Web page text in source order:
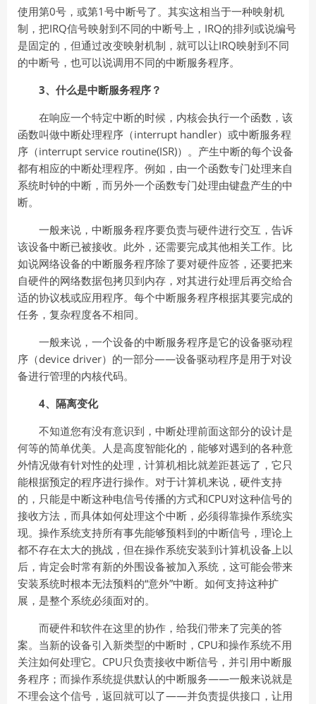
使用第0号，或第1号中断号了。其实这相当于一种映射机
制，把IRQ信号映射到不同的中断号上，IRQ的排列或说编号
是固定的，但通过改变映射机制，就可以让IRQ映射到不同
的中断号，也可以说调用不同的中断服务程序。
3、什么是中断服务程序？
在响应一个特定中断的时候，内核会执行一个函数，该
函数叫做中断处理程序（interrupt handler）或中断服务程
序（interrupt service routine(ISR)）。产生中断的每个设备
都有相应的中断处理程序。例如，由一个函数专门处理来自
系统时钟的中断，而另外一个函数专门处理由键盘产生的中
断。
一般来说，中断服务程序要负责与硬件进行交互，告诉
该设备中断已被接收。此外，还需要完成其他相关工作。比
如说网络设备的中断服务程序除了要对硬件应答，还要把来
自硬件的网络数据包拷贝到内存，对其进行处理后再交给合
适的协议栈或应用程序。每个中断服务程序根据其要完成的
任务，复杂程度各不相同。
一般来说，一个设备的中断服务程序是它的设备驱动程
序（device driver）的一部分——设备驱动程序是用于对设
备进行管理的内核代码。
4、隔离变化
不知道您有没有意识到，中断处理前面这部分的设计是
何等的简单优美。人是高度智能化的，能够对遇到的各种意
外情况做有针对性的处理，计算机相比就差距甚远了，它只
能根据预定的程序进行操作。对于计算机来说，硬件支持
的，只能是中断这种电信号传播的方式和CPU对这种信号的
接收方法，而具体如何处理这个中断，必须得靠操作系统实
现。操作系统支持所有事先能够预料到的中断信号，理论上
都不存在太大的挑战，但在操作系统安装到计算机设备上以
后，肯定会时常有新的外围设备被加入系统，这可能会带来
安装系统时根本无法预料的“意外”中断。如何支持这种扩
展，是整个系统必须面对的。
而硬件和软件在这里的协作，给我们带来了完美的答
案。当新的设备引入新类型的中断时，CPU和操作系统不用
关注如何处理它。CPU只负责接收中断信号，并引用中断服
务程序；而操作系统提供默认的中断服务——一般来说就是
不理会这个信号，返回就可以了——并负责提供接口，让用